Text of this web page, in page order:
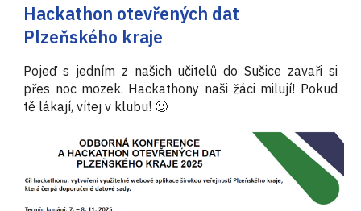
Hackathon otevřených dat
Plzeňského kraje
Pojeď s jedním z našich učitelů do Sušice zavaři si
přes noc mozek. Hackathony naši žáci milují! Pokud
tě lákají, vítej v klubu! 🙂